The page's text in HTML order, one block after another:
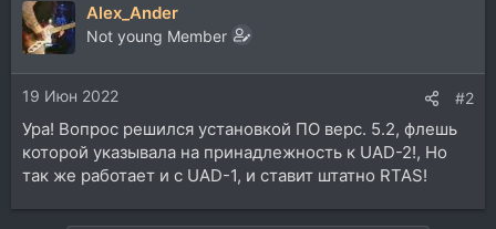
Alex_Ander
Not young Member
19 Июн 2022 #2
Ура! Вопрос решился установкой ПО верс. 5.2, флешь
которой указывала на принадлежность к UAD-2!, Но
так же работает и с UAD-1, и ставит штатно RTAS!